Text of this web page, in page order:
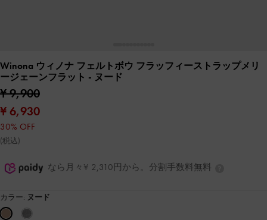
Winona ウィノナ フェルトボウ フラッフィーストラップメリ
ージェーンフラット - ヌード
¥ 9,900
¥ 6,930
30% OFF
(税込)
なら月々¥ 2,310円から。分割手数料無料
カラー: ヌード